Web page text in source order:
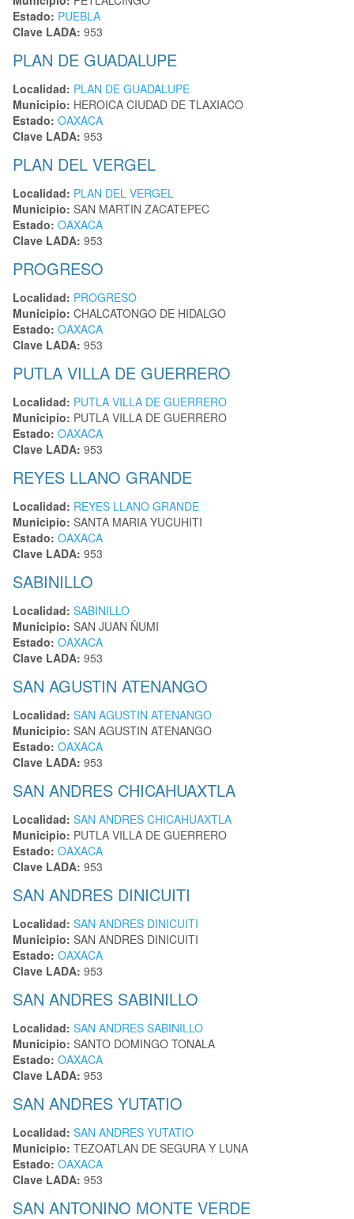
Estado: PUEBLA
Clave LADA: 953
PLAN DE GUADALUPE
Localidad: PLAN DE GUADALUPE
Municipio: HEROICA CIUDAD DE TLAXIACO
Estado: OAXACA
Clave LADA: 953
PLAN DEL VERGEL
Localidad: PLAN DEL VERGEL
Municipio: SAN MARTIN ZACATEPEC
Estado: OAXACA
Clave LADA: 953
PROGRESO
Localidad: PROGRESO
Municipio: CHALCATONGO DE HIDALGO
Estado: OAXACA
Clave LADA: 953
PUTLA VILLA DE GUERRERO
Localidad: PUTLA VILLA DE GUERRERO
Municipio: PUTLA VILLA DE GUERRERO
Estado: OAXACA
Clave LADA: 953
REYES LLANO GRANDE
Localidad: REYES LLANO GRANDE
Municipio: SANTA MARIA YUCUHITI
Estado: OAXACA
Clave LADA: 953
SABINILLO
Localidad: SABINILLO
Municipio: SAN JUAN ÑUMI
Estado: OAXACA
Clave LADA: 953
SAN AGUSTIN ATENANGO
Localidad: SAN AGUSTIN ATENANGO
Municipio: SAN AGUSTIN ATENANGO
Estado: OAXACA
Clave LADA: 953
SAN ANDRES CHICAHUAXTLA
Localidad: SAN ANDRES CHICAHUAXTLA
Municipio: PUTLA VILLA DE GUERRERO
Estado: OAXACA
Clave LADA: 953
SAN ANDRES DINICUITI
Localidad: SAN ANDRES DINICUITI
Municipio: SAN ANDRES DINICUITI
Estado: OAXACA
Clave LADA: 953
SAN ANDRES SABINILLO
Localidad: SAN ANDRES SABINILLO
Municipio: SANTO DOMINGO TONALA
Estado: OAXACA
Clave LADA: 953
SAN ANDRES YUTATIO
Localidad: SAN ANDRES YUTATIO
Municipio: TEZOATLAN DE SEGURA Y LUNA
Estado: OAXACA
Clave LADA: 953
SAN ANTONINO MONTE VERDE